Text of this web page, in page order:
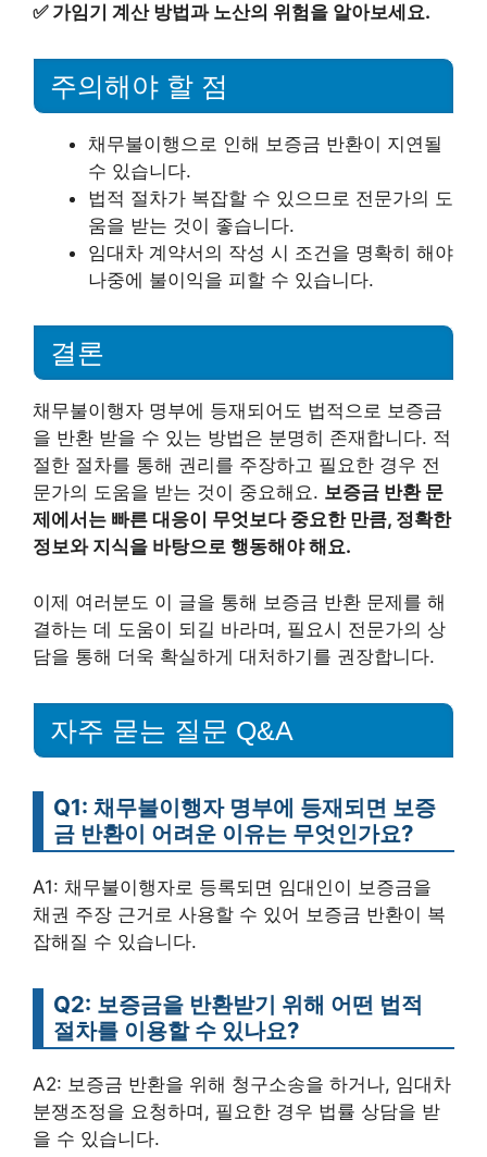
✅ 가임기 계산 방법과 노산의 위험을 알아보세요.
주의해야 할 점
채무불이행으로 인해 보증금 반환이 지연될
수 있습니다.
법적 절차가 복잡할 수 있으므로 전문가의 도
움을 받는 것이 좋습니다.
임대차 계약서의 작성 시 조건을 명확히 해야
나중에 불이익을 피할 수 있습니다.
결론
채무불이행자 명부에 등재되어도 법적으로 보증금
을 반환 받을 수 있는 방법은 분명히 존재합니다. 적
절한 절차를 통해 권리를 주장하고 필요한 경우 전
문가의 도움을 받는 것이 중요해요. 보증금 반환 문
제에서는 빠른 대응이 무엇보다 중요한 만큼, 정확한
정보와 지식을 바탕으로 행동해야 해요.
이제 여러분도 이 글을 통해 보증금 반환 문제를 해
결하는 데 도움이 되길 바라며, 필요시 전문가의 상
담을 통해 더욱 확실하게 대처하기를 권장합니다.
자주 묻는 질문 Q&A
Q1: 채무불이행자 명부에 등재되면 보증
금 반환이 어려운 이유는 무엇인가요?
A1: 채무불이행자로 등록되면 임대인이 보증금을
채권 주장 근거로 사용할 수 있어 보증금 반환이 복
잡해질 수 있습니다.
Q2: 보증금을 반환받기 위해 어떤 법적
절차를 이용할 수 있나요?
A2: 보증금 반환을 위해 청구소송을 하거나, 임대차
분쟁조정을 요청하며, 필요한 경우 법률 상담을 받
을 수 있습니다.